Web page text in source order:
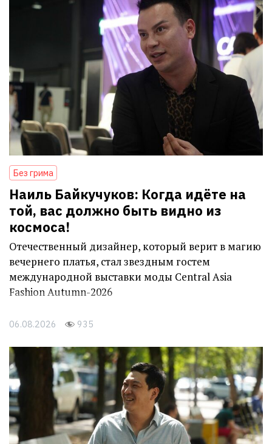
Без грима
Наиль Байкучуков: Когда идёте на
той, вас должно быть видно из
космоса!
Отечественный дизайнер, который верит в магию
вечернего платья, стал звездным гостем
международной выставки моды Central Asia
Fashion Autumn-2026
06.08.2026 935